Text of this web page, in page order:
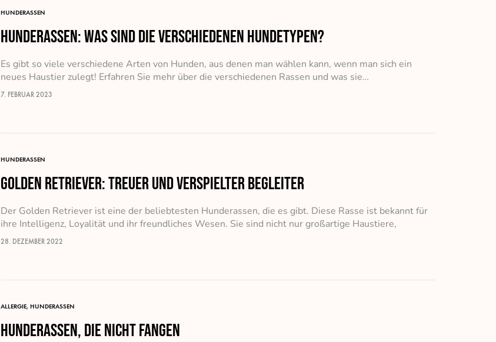
HUNDERASSEN
Hunderassen: Was sind die verschiedenen Hundetypen?
Es gibt so viele verschiedene Arten von Hunden, aus denen man wählen kann, wenn man sich ein
neues Haustier zulegt! Erfahren Sie mehr über die verschiedenen Rassen und was sie…
7. FEBRUAR 2023
HUNDERASSEN
Golden Retriever: treuer und verspielter Begleiter
Der Golden Retriever ist eine der beliebtesten Hunderassen, die es gibt. Diese Rasse ist bekannt für
ihre Intelligenz, Loyalität und ihr freundliches Wesen. Sie sind nicht nur großartige Haustiere,
sondern…
28. DEZEMBER 2022
ALLERGIE, HUNDERASSEN
Hunderassen, die nicht fangen